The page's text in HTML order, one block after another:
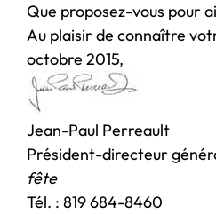
Que proposez-vous pour
Au plaisir de connaître
octobre 2015,
Jean-Paul Perreault
Président-directeur
fête
Tél. : 819 684-8460